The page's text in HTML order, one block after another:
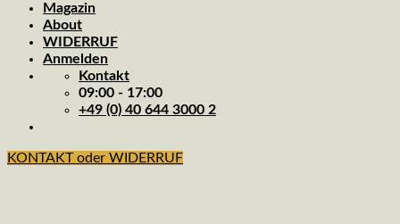
Magazin
About
WIDERRUF
Anmelden
Kontakt
09:00 - 17:00
+49 (0) 40 644 3000 2
KONTAKT oder WIDERRUF